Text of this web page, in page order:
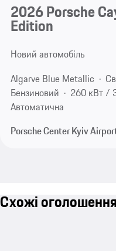
2026 Porsche
Edition
Новий автомобіль
Algarve Blue Metallic
Бензиновий
260 кВт /
Автоматична
Porsche Center Kyiv
Схожі оголошення